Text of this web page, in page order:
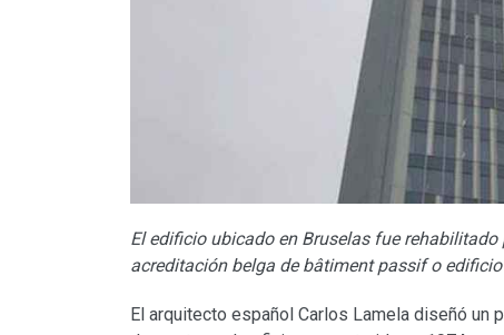
El edificio ubicado en Bruselas fue
acreditación belga de bâtiment passif o
El arquitecto español Carlos Lamela diseñó un